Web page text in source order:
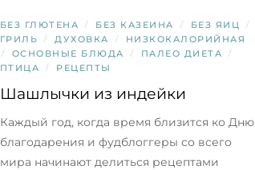
БЕЗ ГЛЮТЕНА / БЕЗ КАЗЕИНА / БЕЗ ЯИЦ /
ГРИЛЬ / ДУХОВКА / НИЗКОКАЛОРИЙНАЯ
/ ОСНОВНЫЕ БЛЮДА / ПАЛЕО ДИЕТА /
ПТИЦА / РЕЦЕПТЫ
Шашлычки из индейки
Каждый год, когда время близится ко Дню
благодарения и фудблоггеры со всего
мира начинают делиться рецептами